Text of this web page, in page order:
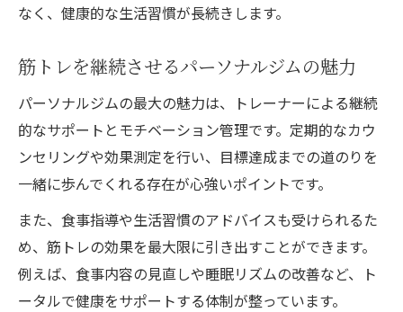
なく、健康的な生活習慣が長続きします。
筋トレを継続させるパーソナルジムの魅力
パーソナルジムの最大の魅力は、トレーナーによる継続
的なサポートとモチベーション管理です。定期的なカウ
ンセリングや効果測定を行い、目標達成までの道のりを
一緒に歩んでくれる存在が心強いポイントです。
また、食事指導や生活習慣のアドバイスも受けられるた
め、筋トレの効果を最大限に引き出すことができます。
例えば、食事内容の見直しや睡眠リズムの改善など、ト
ータルで健康をサポートする体制が整っています。